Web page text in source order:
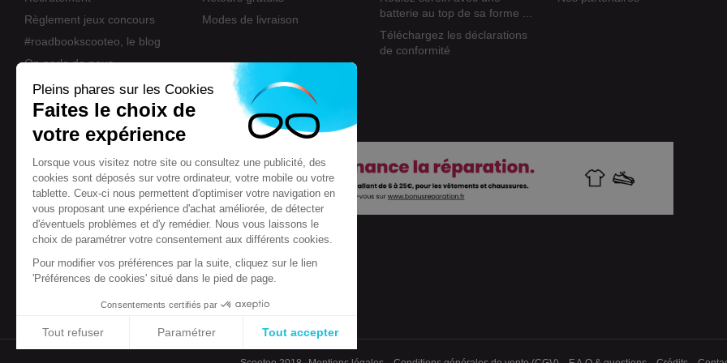
Règlement jeux concours
#roadbookscooteo, le blog
On parle de nous
Nos marques
Modes de livraison
batterie au top de sa forme ...
Téléchargez les déclarations
de conformité
Eco-participation
Pleins phares sur les Cookies
Faites le choix de
votre expérience
Lorsque vous visitez notre site ou consultez une publicité, des
cookies sont déposés sur votre ordinateur, votre mobile ou votre
tablette. Ceux-ci nous permettent d'optimiser votre navigation en
vous proposant une expérience d'achat améliorée, de détecter
d'éventuels problèmes et d'y remédier. Nous vous laissons le
choix de paramétrer votre consentement aux différents cookies.
Pour modifier vos préférences par la suite, cliquez sur le lien
'Préférences de cookies' situé dans le pied de page.
Consentements certifiés par
Tout refuser Paramétrer Tout accepter
Plateforme de Gestion du Consentement : Personnalisez vos Options